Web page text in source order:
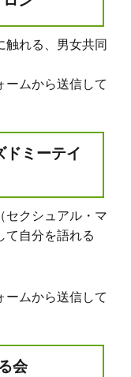
触れる、男女共同
ームから送信して
ミーテイ
セクシュアル・マ
て自分を語れる
ームから送信して
会